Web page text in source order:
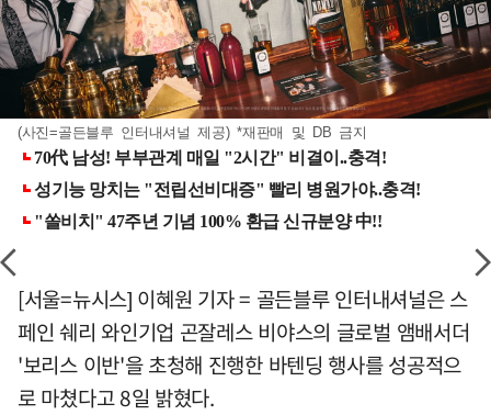
(사진=골든블루 인터내셔널 제공) *재판매 및 DB 금지
[서울=뉴시스] 이혜원 기자 = 골든블루 인터내셔널은 스
페인 쉐리 와인기업 곤잘레스 비야스의 글로벌 앰배서더
'보리스 이반'을 초청해 진행한 바텐딩 행사를 성공적으
로 마쳤다고 8일 밝혔다.